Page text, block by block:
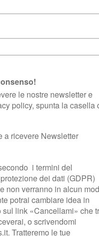
Trentino nel PAD. 3 area
territorio Trentino con cicli
nostra terra, l’eccellenza
prodotto.
sul sitowww.visittrentino.it/
si terrà l’incontro con
Adriano Dalpez e del